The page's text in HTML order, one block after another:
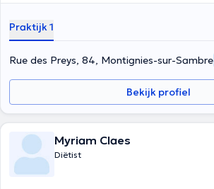
Praktijk 1
Rue des Preys, 84, Montignies-sur-Sambre
Bekijk profiel
Myriam Claes
Diëtist